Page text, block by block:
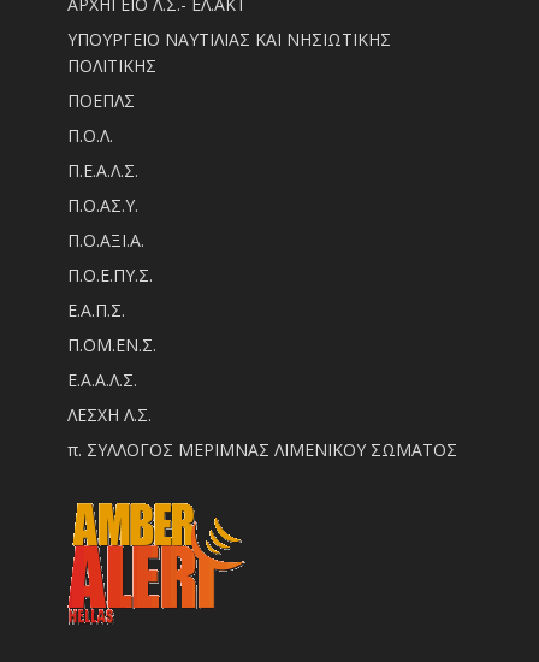
ΥΠΟΥΡΓΕΙΟ ΝΑΥΤΙΛΙΑΣ ΚΑΙ ΝΗΣΙΩΤΙΚΗΣ
ΠΟΛΙΤΙΚΗΣ
ΠΟΕΠΛΣ
Π.Ο.Λ.
Π.Ε.Α.Λ.Σ.
Π.Ο.ΑΣ.Υ.
Π.Ο.ΑΞΙ.Α.
Π.Ο.Ε.ΠΥ.Σ.
Ε.Α.Π.Σ.
Π.ΟM.EN.Σ.
Ε.Α.Α.Λ.Σ.
ΛΕΣΧΗ Λ.Σ.
π. ΣΥΛΛΟΓΟΣ ΜΕΡΙΜΝΑΣ ΛΙΜΕΝΙΚΟΥ ΣΩΜΑΤΟΣ